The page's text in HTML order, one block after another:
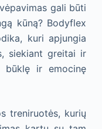
gali būti
kūną? Bodyflex
kuri apjungia
siekiant greitai ir
būklę ir emocinę
treniruotės, kurių